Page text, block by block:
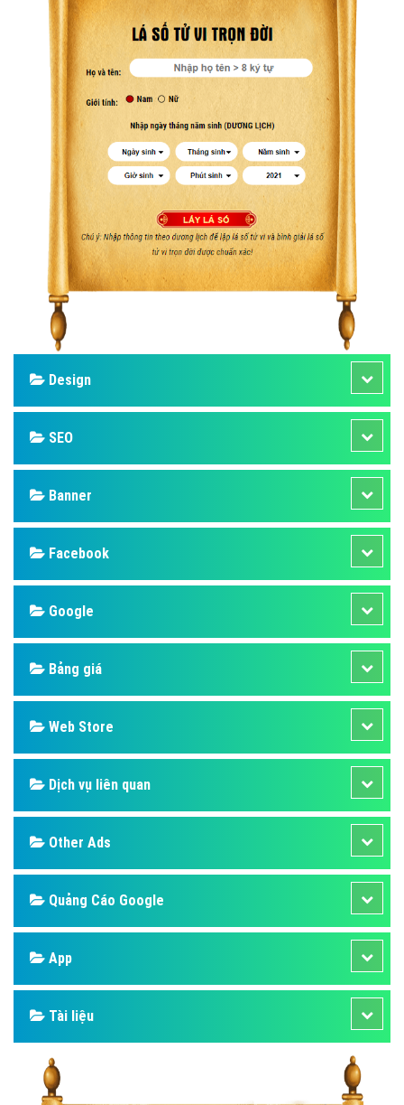
Design
SEO
Banner
Facebook
Google
Bảng giá
Web Store
Dịch vụ liên quan
Other Ads
Quảng Cáo Google
App
Tài liệu